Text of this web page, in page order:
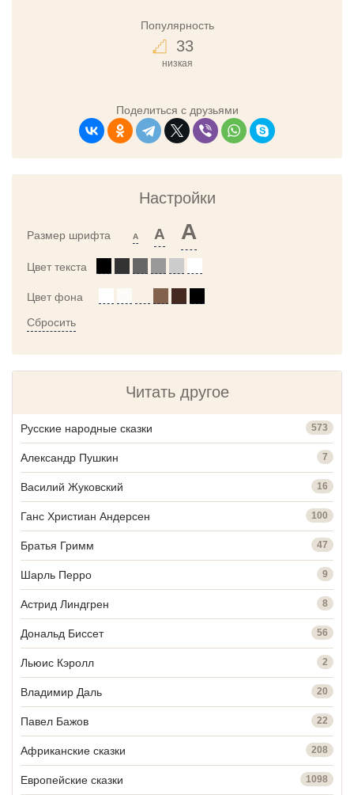
Популярность
33
низкая
Поделиться с друзьями
Настройки
Размер шрифта A A A
Цвет текста
Цвет фона
Сбросить
Читать другое
Русские народные сказки 573
Александр Пушкин 7
Василий Жуковский 16
Ганс Христиан Андерсен 100
Братья Гримм 47
Шарль Перро 9
Астрид Линдгрен 8
Дональд Биссет 56
Льюис Кэролл 2
Владимир Даль 20
Павел Бажов 22
Африканские сказки 208
Европейские сказки 1098